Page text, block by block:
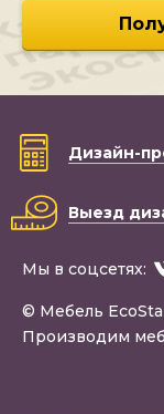
Дизайн-
Выезд
Мы в соцсетях:
© Мебель
Производим